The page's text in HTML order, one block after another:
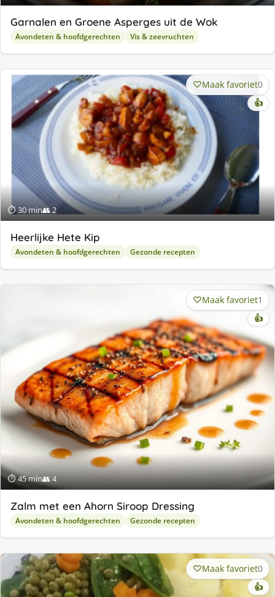
Garnalen en Groene Asperges uit de Wok
Avondeten & hoofdgerechten Vis & zeevruchten
⏱ 30 min👥 2
Maak favoriet0
👍
Heerlijke Hete Kip
Avondeten & hoofdgerechten Gezonde recepten
⏱ 45 min👥 4
Maak favoriet1
👍
Zalm met een Ahorn Siroop Dressing
Avondeten & hoofdgerechten Gezonde recepten
Maak favoriet0
👍